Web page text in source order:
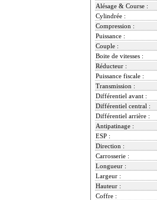
Alésage & Course :
Cylindrée :
Compression :
Puissance :
Couple :
Boite de vitesses :
Réducteur :
Puissance fiscale :
Transmission :
Différentiel avant :
Différentiel central :
Différentiel arrière :
Antipatinage :
ESP :
Direction :
Carrosserie :
Longueur :
Largeur :
Hauteur :
Coffre :